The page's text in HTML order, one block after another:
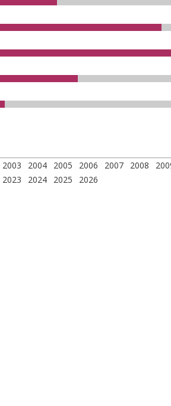
2003 2004 2005 2006 2007 2008
2023 2024 2025 2026